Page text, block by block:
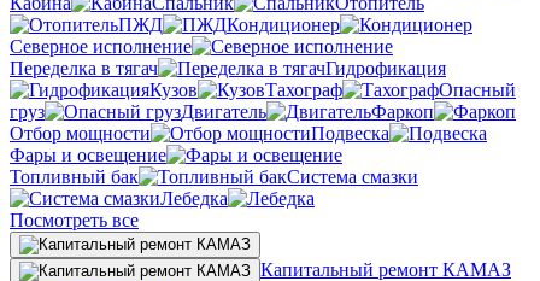
ПЖД
Кондиционер
Северное исполнение
Переделка в тягач
Гидрофикация
Кузов
Тахограф
Опасный
груз
Двигатель
Фаркоп
Отбор мощности
Подвеска
Фары и освещение
Топливный бак
Система смазки
Лебедка
Посмотреть все
Капитальный ремонт КАМАЗ